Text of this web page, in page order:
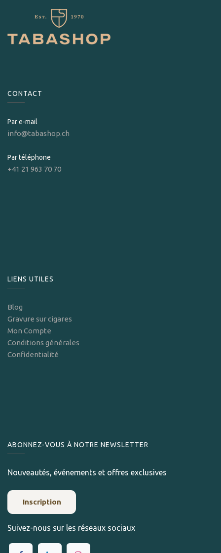
CONTACT
Par e-mail
info@tabashop.ch
Par téléphone
+41 21 963 70 70
LIENS UTILES
Blog
Gravure sur cigares
Mon Compte
Conditions générales
Confidentialité
ABONNEZ-VOUS À NOTRE NEWSLETTER
Nouveautés, événements et offres exclusives
Inscription
Suivez-nous sur les réseaux sociaux